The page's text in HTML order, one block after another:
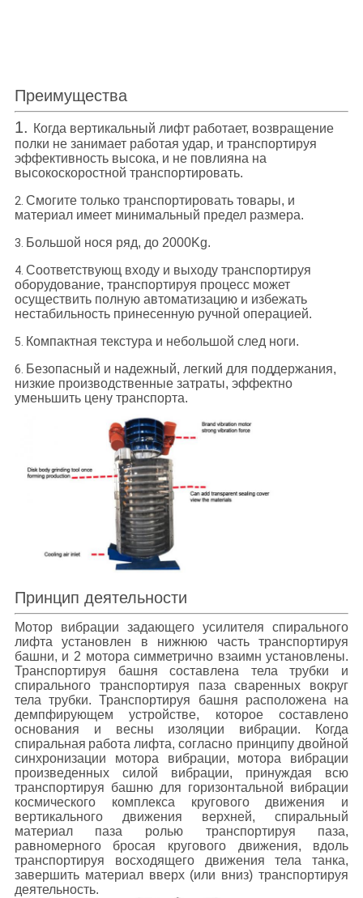
Преимущества
1. Когда вертикальный лифт работает, возвращение
полки не занимает работая удар, и транспортируя
эффективность высока, и не повлияна на
высокоскоростной транспортировать.
2. Смогите только транспортировать товары, и
материал имеет минимальный предел размера.
3. Большой нося ряд, до 2000Kg.
4. Соответствующ входу и выходу транспортируя
оборудование, транспортируя процесс может
осуществить полную автоматизацию и избежать
нестабильность принесенную ручной операцией.
5. Компактная текстура и небольшой след ноги.
6. Безопасный и надежный, легкий для поддержания,
низкие производственные затраты, эффектно
уменьшить цену транспорта.
Принцип деятельности
Мотор вибрации задающего усилителя спирального
лифта установлен в нижнюю часть транспортируя
башни, и 2 мотора симметрично взаимн установлены.
Транспортируя башня составлена тела трубки и
спирального транспортируя паза сваренных вокруг
тела трубки. Транспортируя башня расположена на
демпфирующем устройстве, которое составлено
основания и весны изоляции вибрации. Когда
спиральная работа лифта, согласно принципу двойной
синхронизации мотора вибрации, мотора вибрации
произведенных силой вибрации, принуждая всю
транспортируя башню для горизонтальной вибрации
космического комплекса кругового движения и
вертикального движения верхней, спиральный
материал паза ролью транспортируя паза,
равномерного бросая кругового движения, вдоль
транспортируя восходящего движения тела танка,
завершить материал вверх (или вниз) транспортируя
деятельность.